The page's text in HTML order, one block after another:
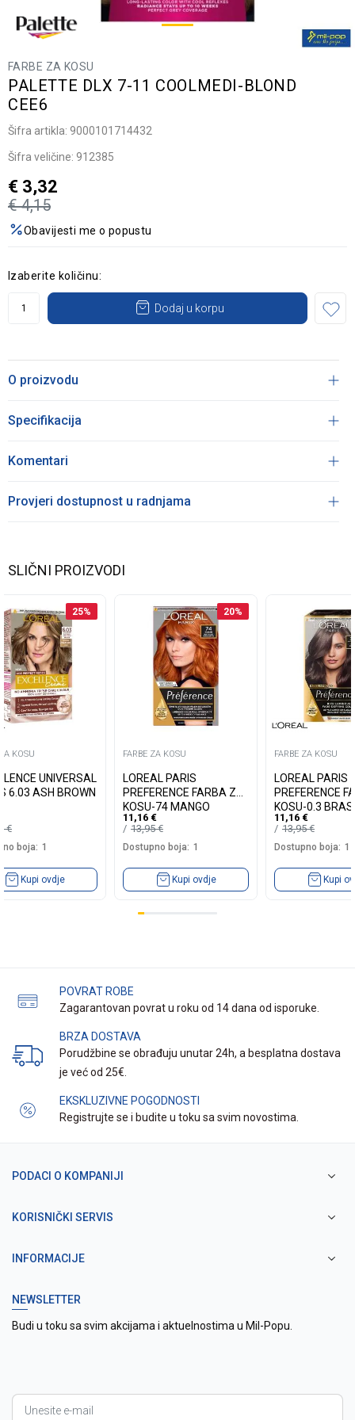
FARBE ZA KOSU
PALETTE DLX 7-11 COOLMEDI-BLOND
CEE6
Šifra artikla: 9000101714432
Šifra veličine: 912385
€ 4,15
€ 3,32
Obavijesti me o popustu
Izaberite količinu:
Dodaj u korpu
O proizvodu
Specifikacija
Komentari
Provjeri dostupnost u radnjama
SLIČNI PROIZVODI
25%
KOSU
UNIVERSAL
6.03 ASH BROWN
€
boja: 1
Kupi ovdje
20%
FARBE ZA KOSU
LOREAL PARIS
PREFERENCE FARBA ZA
KOSU-74 MANGO
INTENSE COOPER
11,16 €
13,95€
Dostupno boja: 1
Kupi ovdje
FARBE ZA KOSU
LOREAL PARIS
PREFERENCE
KOSU-0.3
DARK BROWN
11,16 €
13,95€
Dostupno boja: 1
Kupi
POVRAT ROBE
Zagarantovan povrat u roku od 14 dana od isporuke.
BRZA DOSTAVA
Porudžbine se obrađuju unutar 24h, a besplatna dostava
je već od 25€.
EKSKLUZIVNE POGODNOSTI
Registrujte se i budite u toku sa svim novostima.
PODACI O KOMPANIJI
KORISNIČKI SERVIS
INFORMACIJE
NEWSLETTER
Budi u toku sa svim akcijama i aktuelnostima u Mil-Popu.